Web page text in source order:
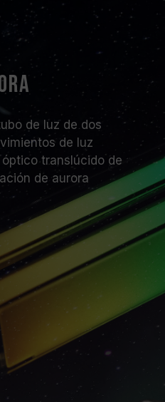
Si XMP 3.0
frecuencia
inferior. Esto
Para
XMP 3.0 /
indicada
El
el estándar
fallos,
La frecuencia
todos los
Antes de
sean
operar a la
Los módulos
condiciones
o la tarjeta
de luz de dos
de luz
translúcido de
de aurora